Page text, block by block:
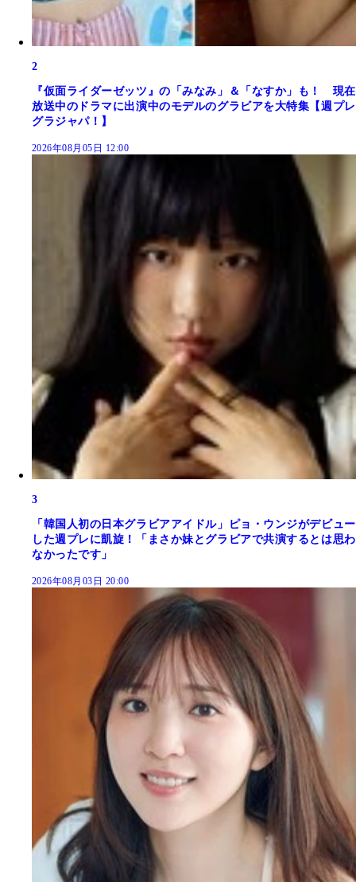
2
『仮面ライダーゼッツ』の「みなみ」＆「なすか」も！ 現在
放送中のドラマに出演中のモデルのグラビアを大特集【週プレ
グラジャパ！】
2026年08月05日 12:00
3
「韓国人初の日本グラビアアイドル」ピョ・ウンジがデビュー
した週プレに凱旋！「まさか妹とグラビアで共演するとは思わ
なかったです」
2026年08月03日 20:00